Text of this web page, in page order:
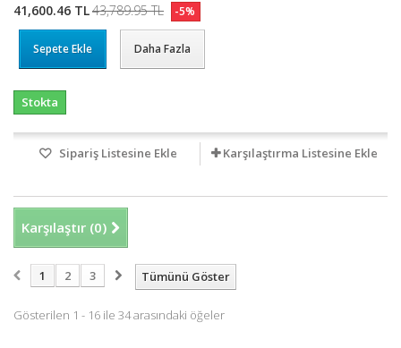
41,600.46 TL43,789.95 TL -5%
Sepete Ekle Daha Fazla
Stokta
Sipariş Listesine Ekle Karşılaştırma Listesine Ekle
Karşılaştır (0)
Tümünü Göster
1 2 3
Gösterilen 1 - 16 ile 34 arasındaki öğeler